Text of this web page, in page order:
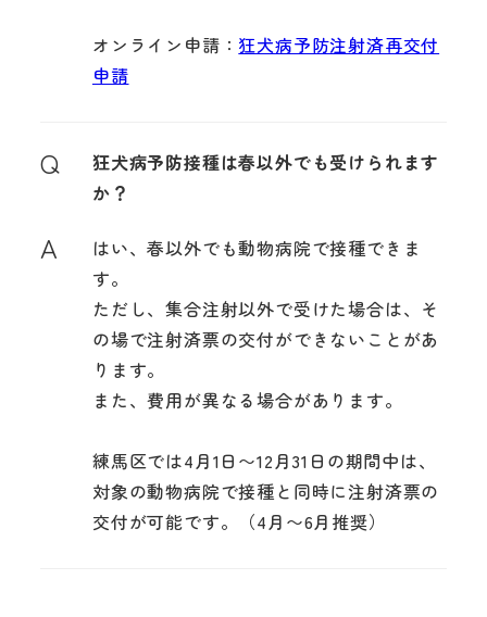
オンライン申請： 狂犬病予防注射済再交付
申請
Q
狂犬病予防接種は春以外でも受けられます
か？
A
はい、春以外でも動物病院で接種できま
す。
ただし、集合注射以外で受けた場合は、そ
の場で注射済票の交付ができないことがあ
ります。
また、費用が異なる場合があります。
練馬区では4月1日〜12月31日の期間中は、
対象の動物病院で接種と同時に注射済票の
交付が可能です。（4月〜6月推奨）